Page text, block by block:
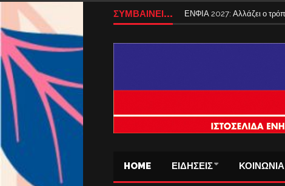
ΣΥΜΒΑΙΝΕΙ... ΕΝΦΙΑ 2027: Αλλάζει ο
HOME ΕΙΔΗΣΕΙΣ ΚΟΙΝΩΝΙΑ